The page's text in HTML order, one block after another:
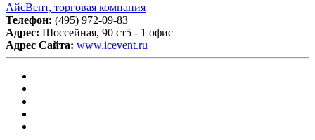
АйсВент, торговая компания
Телефон: (495) 972-09-83
Адрес: Шоссейная, 90 ст5 - 1 офис
Адрес Сайта: www.icevent.ru